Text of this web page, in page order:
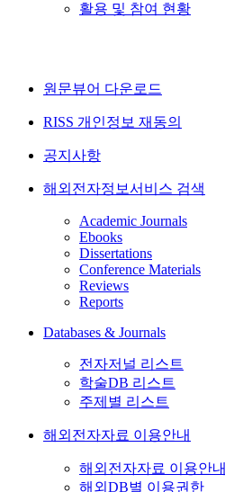
활용 및 참여 현황
원문뷰어 다운로드
RISS 개인정보 재동의
공지사항
해외전자정보서비스 검색
Academic Journals
Ebooks
Dissertations
Conference Materials
Reviews
Reports
Databases & Journals
전자저널 리스트
학술DB 리스트
주제별 리스트
해외전자자료 이용안내
해외전자자료 이용안내
해외DB별 이용권한